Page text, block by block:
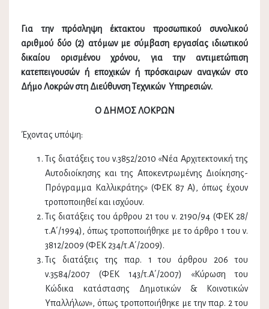
Για την πρόσληψη έκτακτου προσωπικού συνολικού
αριθμού δύο (2) ατόμων με σύμβαση εργασίας ιδιωτικού
δικαίου ορισμένου χρόνου, για την αντιμετώπιση
κατεπειγουσών ή εποχικών ή πρόσκαιρων αναγκών στο
Δήμο Λοκρών στη Διεύθυνση Τεχνικών Υπηρεσιών.
Ο ΔΗΜΟΣ ΛΟΚΡΩΝ
Έχοντας υπόψη:
Τις διατάξεις του ν.3852/2010 «Νέα Αρχιτεκτονική της
Αυτοδιοίκησης και της Αποκεντρωμένης Διοίκησης-
Πρόγραμμα Καλλικράτης» (ΦΕΚ 87 Α), όπως έχουν
τροποποιηθεί και ισχύουν.
Τις διατάξεις του άρθρου 21 του ν. 2190/94 (ΦΕΚ 28/
τ.Α΄/1994), όπως τροποποιήθηκε με το άρθρο 1 του ν.
3812/2009 (ΦΕΚ 234/τ.Α΄/2009).
Τις διατάξεις της παρ. 1 του άρθρου 206 του
ν.3584/2007 (ΦΕΚ 143/τ.Α΄/2007) «Κύρωση του
Κώδικα κατάστασης Δημοτικών & Κοινοτικών
Υπαλλήλων», όπως τροποποιήθηκε με την παρ. 2 του